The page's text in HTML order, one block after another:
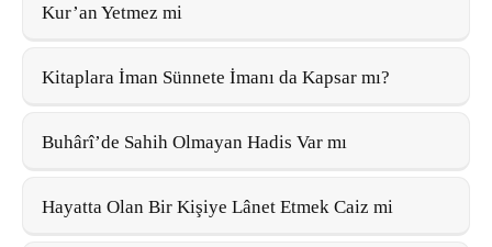
Kur’an Yetmez mi
Kitaplara İman Sünnete İmanı da Kapsar mı?
Buhârî’de Sahih Olmayan Hadis Var mı
Hayatta Olan Bir Kişiye Lânet Etmek Caiz mi